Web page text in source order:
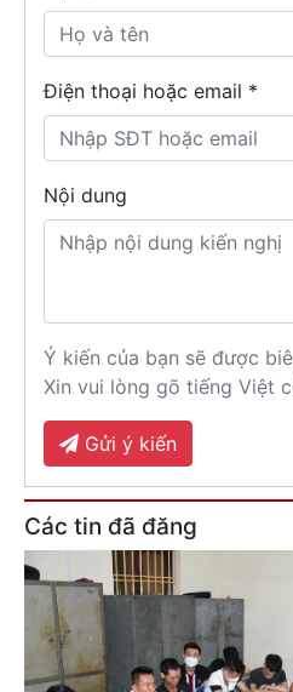
Điện thoại hoặc email *
Nội dung
Ý kiến của bạn sẽ được
Xin vui lòng gõ tiếng Việt
Gửi ý kiến
Các tin đã đăng